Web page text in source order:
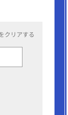
クリアする